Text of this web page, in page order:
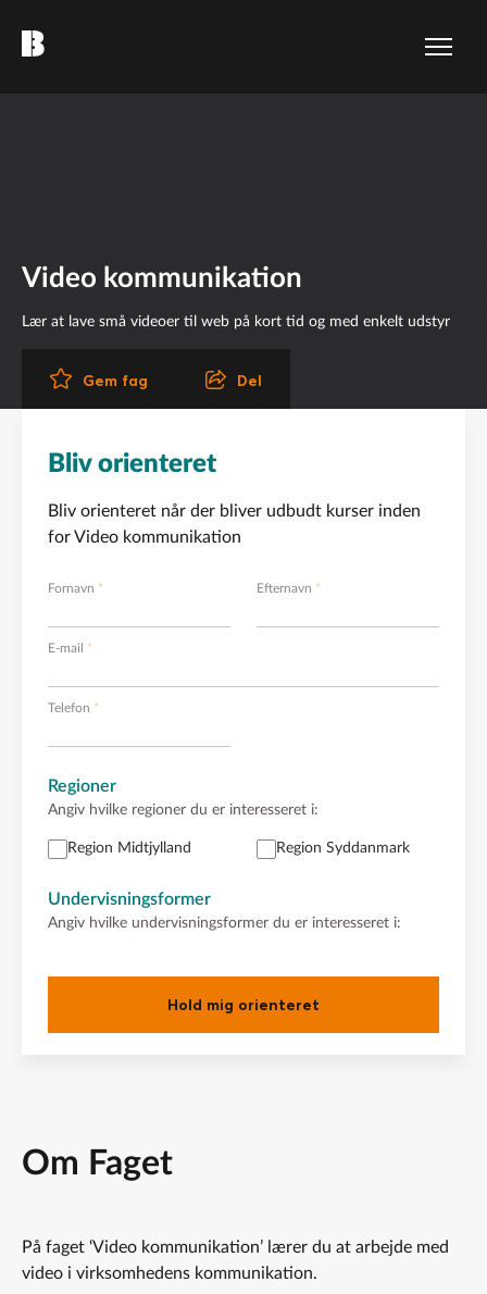
Video kommunikation
Lær at lave små videoer til web på kort tid og med enkelt udstyr
Del
Gem fag
Om Faget
På faget ‘Video kommunikation’ lærer du at arbejde med
video i virksomhedens kommunikation.
Bliv orienteret
Bliv orienteret når der bliver udbudt kurser inden
for Video kommunikation
Fornavn Efternavn
E-mail
Telefon
Regioner
Angiv hvilke regioner du er interesseret i:
Region Midtjylland Region Syddanmark
Undervisningsformer
Angiv hvilke undervisningsformer du er interesseret i:
Hold mig orienteret